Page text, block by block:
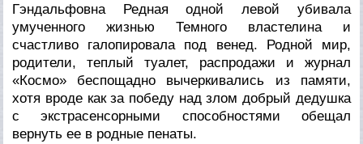
Гэндальфовна Редная одной левой убивала
умученного жизнью Темного властелина и
счастливо галопировала под венед. Родной мир,
родители, теплый туалет, распродажи и журнал
«Космо» беспощадно вычеркивались из памяти,
хотя вроде как за победу над злом добрый дедушка
с экстрасенсорными способностями обещал
вернуть ее в родные пенаты.